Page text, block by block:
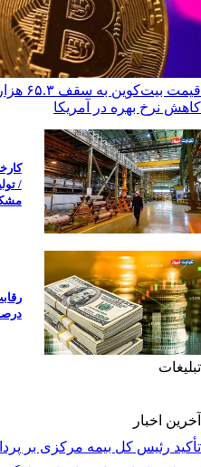
قیمت
کاهش نرخ بهره در آمریکا
/
تبلیغات
آخرین اخبار
تأکید رئیس کل بیمه مرکزی بر